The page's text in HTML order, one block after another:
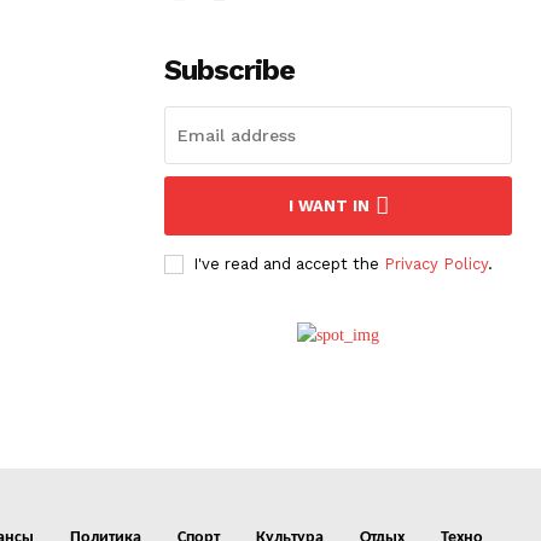
Subscribe
I WANT IN
I've read and accept the Privacy Policy.